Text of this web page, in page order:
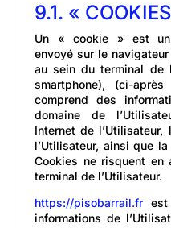
9.1. «
Un « cookie » est un
envoyé sur le
au sein du terminal de
smartphone), (ci-
comprend des
domaine de
Internet de l’Utilisateur,
l’Utilisateur, ainsi que
Cookies ne risquent en
terminal de l’Utilisateur.
https://pisobarrail.fr
informations de